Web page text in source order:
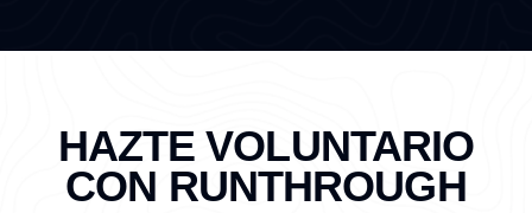
HAZTE VOLUNTARIO
CON RUNTHROUGH